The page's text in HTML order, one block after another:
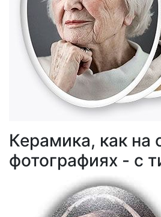
Керамика, как на
фотографиях - с